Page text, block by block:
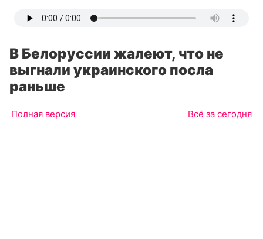
В Белоруссии жалеют, что не
выгнали украинского посла
раньше
Полная версия Всё за сегодня